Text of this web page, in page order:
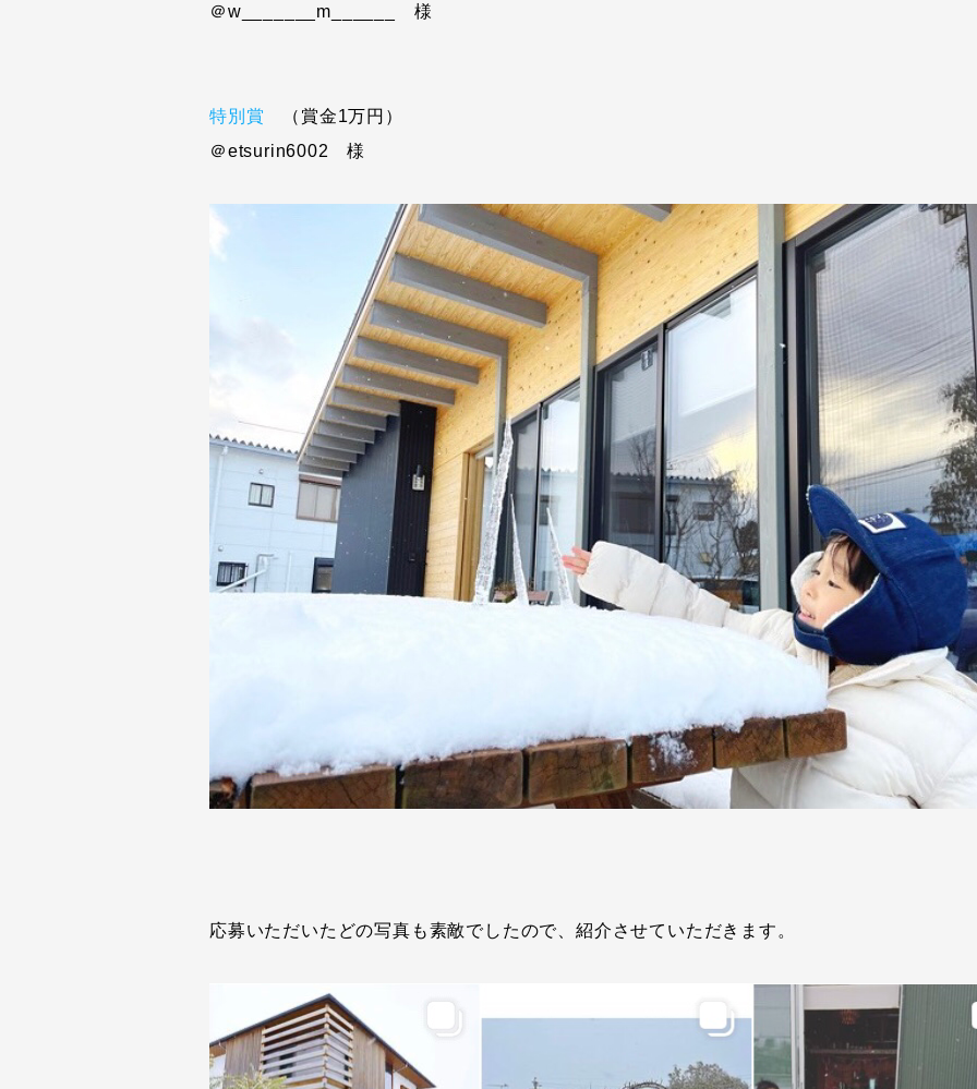
＠w_______m______ 様
特別賞 （賞金1万円）
＠etsurin6002 様
応募いただいたどの写真も素敵でしたので、紹介させていただきます。